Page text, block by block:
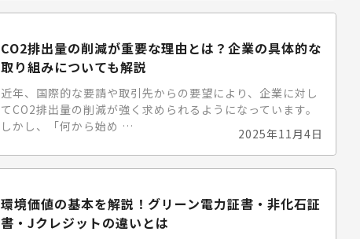
CO2排出量の削減が重要な理由とは？企業の具体的な
取り組みについても解説
2025年11月4日
近年、国際的な要請や取引先からの要望により、企業に対し
てCO2排出量の削減が強く求められるようになっています。
しかし、「何から始め …
環境価値の基本を解説！グリーン電力証書・非化石証
書・Jクレジットの違いとは